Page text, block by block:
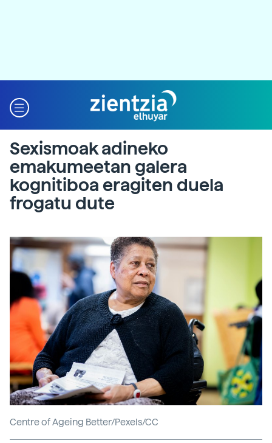
Sexismoak adineko
emakumeetan galera
kognitiboa eragiten duela
frogatu dute
Centre of Ageing Better/Pexels/CC